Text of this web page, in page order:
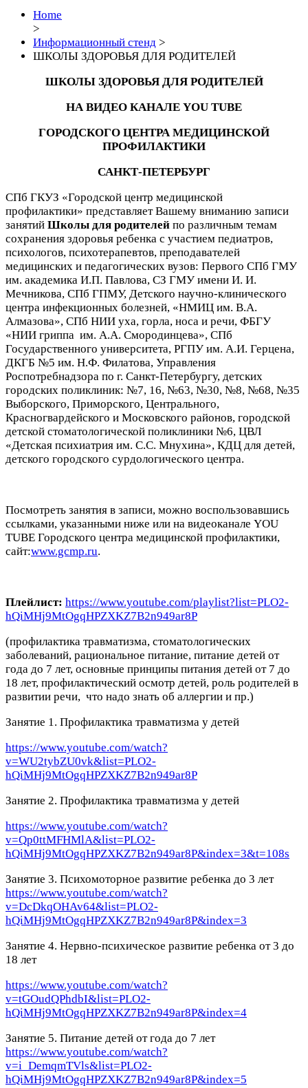
Home
>
Информационный стенд >
ШКОЛЫ ЗДОРОВЬЯ ДЛЯ РОДИТЕЛЕЙ
ШКОЛЫ ЗДОРОВЬЯ ДЛЯ РОДИТЕЛЕЙ
НА ВИДЕО КАНАЛЕ YOU TUBE
ГОРОДСКОГО ЦЕНТРА МЕДИЦИНСКОЙ
ПРОФИЛАКТИКИ
САНКТ-ПЕТЕРБУРГ
СПб ГКУЗ «Городской центр медицинской
профилактики» представляет Вашему вниманию записи
занятий Школы для родителей по различным темам
сохранения здоровья ребенка с участием педиатров,
психологов, психотерапевтов, преподавателей
медицинских и педагогических вузов: Первого СПб ГМУ
им. академика И.П. Павлова, СЗ ГМУ имени И. И.
Мечникова, СПб ГПМУ, Детского научно-клинического
центра инфекционных болезней, «НМИЦ им. В.А.
Алмазова», СПб НИИ уха, горла, носа и речи, ФБГУ
«НИИ гриппа им. А.А. Смородинцева», СПб
Государственного университета, РГПУ им. А.И. Герцена,
ДКГБ №5 им. Н.Ф. Филатова, Управления
Роспотребнадзора по г. Санкт-Петербургу, детских
городских поликлиник: №7, 16, №63, №30, №8, №68, №35
Выборского, Приморского, Центрального,
Красногвардейского и Московского районов, городской
детской стоматологической поликлиники №6, ЦВЛ
«Детская психиатрия им. С.С. Мнухина», КДЦ для детей,
детского городского сурдологического центра.
Посмотреть занятия в записи, можно воспользовавшись
ссылками, указанными ниже или на видеоканале YOU
TUBE Городского центра медицинской профилактики,
сайт:www.gcmp.ru.
Плейлист: https://www.youtube.com/playlist?list=PLO2-
hQiMHj9MtOgqHPZXKZ7B2n949ar8P
(профилактика травматизма, стоматологических
заболеваний, рациональное питание, питание детей от
года до 7 лет, основные принципы питания детей от 7 до
18 лет, профилактический осмотр детей, роль родителей в
развитии речи, что надо знать об аллергии и пр.)
Занятие 1. Профилактика травматизма у детей
https://www.youtube.com/watch?
v=WU2tybZU0vk&list=PLO2-
hQiMHj9MtOgqHPZXKZ7B2n949ar8P
Занятие 2. Профилактика травматизма у детей
https://www.youtube.com/watch?
v=Qp0ttMFHMlA&list=PLO2-
hQiMHj9MtOgqHPZXKZ7B2n949ar8P&index=3&t=108s
Занятие 3. Психомоторное развитие ребенка до 3 лет
https://www.youtube.com/watch?
v=DcDkqOHAv64&list=PLO2-
hQiMHj9MtOgqHPZXKZ7B2n949ar8P&index=3
Занятие 4. Нервно-психическое развитие ребенка от 3 до
18 лет
https://www.youtube.com/watch?
v=tGOudQPhdbI&list=PLO2-
hQiMHj9MtOgqHPZXKZ7B2n949ar8P&index=4
Занятие 5. Питание детей от года до 7 лет
https://www.youtube.com/watch?
v=i_DemqmTVls&list=PLO2-
hQiMHj9MtOgqHPZXKZ7B2n949ar8P&index=5